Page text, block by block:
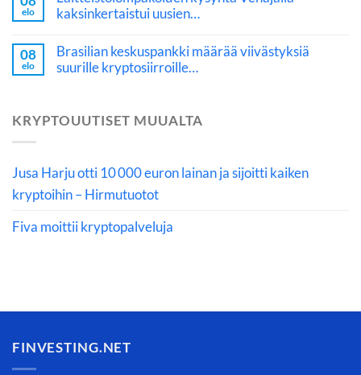
elo
kaksinkertaistui uusien…
08
elo
Brasilian keskuspankki määrää viivästyksiä
suurille kryptosiirroille…
KRYPTOUUTISET MUUALTA
Jusa Harju otti 10 000 euron lainan ja sijoitti kaiken
kryptoihin – Hirmutuotot
Fiva moittii kryptopalveluja
FINVESTING.NET